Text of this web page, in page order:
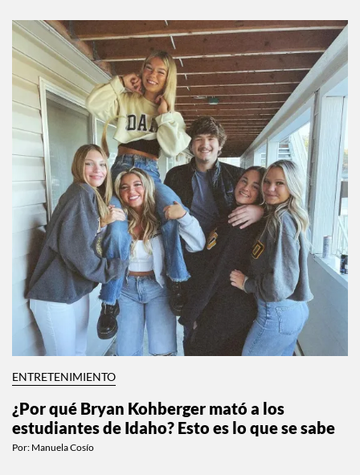
ENTRETENIMIENTO
¿Por qué Bryan Kohberger mató a los
estudiantes de Idaho? Esto es lo que se sabe
Por: Manuela Cosío